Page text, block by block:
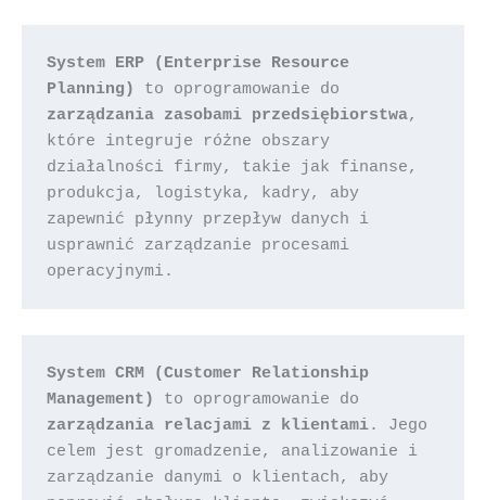
System ERP (Enterprise Resource
Planning)
zarządzania zasobami przedsiębiorstwa,
które integruje różne obszary
działalności firmy, takie jak finanse,
produkcja, logistyka, kadry, aby
zapewnić płynny przepływ danych i
usprawnić zarządzanie procesami
operacyjnymi.
System CRM (Customer Relationship
Management)
to oprogramowanie do
zarządzania relacjami z klientami. Jego
celem jest gromadzenie, analizowanie i
zarządzanie danymi o klientach, aby